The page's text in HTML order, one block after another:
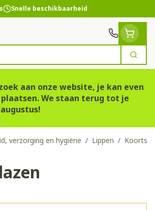
Snelle beschikbaarheid
Zoek
aan onze website, je kan even
We staan terug tot je
verzorging en hygiëne / Lippen /